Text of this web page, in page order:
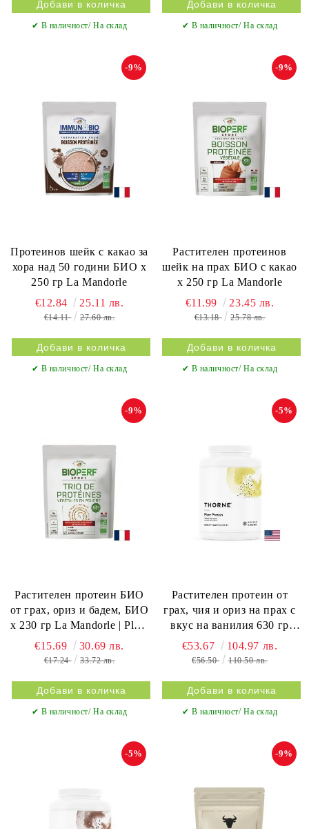
✔ В наличност/ На склад ✔ В наличност/ На склад
Протеинов шейк с какао за
хора над 50 години БИО х
250 гр La Mandorle
-9%
€12.84 25.11 лв.
€14.11 27.60 лв.
✔ В наличност/ На склад
Растителен протеинов
шейк на прах БИО с какао
х 250 гр La Mandorle
-9%
€11.99 23.45 лв.
€13.18 25.78 лв.
✔ В наличност/ На склад
Растителен протеин БИО
от грах, ориз и бадем, БИО
х 230 гр La Mandorle | Plant
Protein
-9%
€15.69 30.69 лв.
€17.24 33.72 лв.
✔ В наличност/ На склад
Растителен протеин от
грах, чия и ориз на прах с
вкус на ванилия 630 гр
Thorne | Plant Protein
-5%
€53.67 104.97 лв.
€56.50 110.50 лв.
✔ В наличност/ На склад
-5% -9%